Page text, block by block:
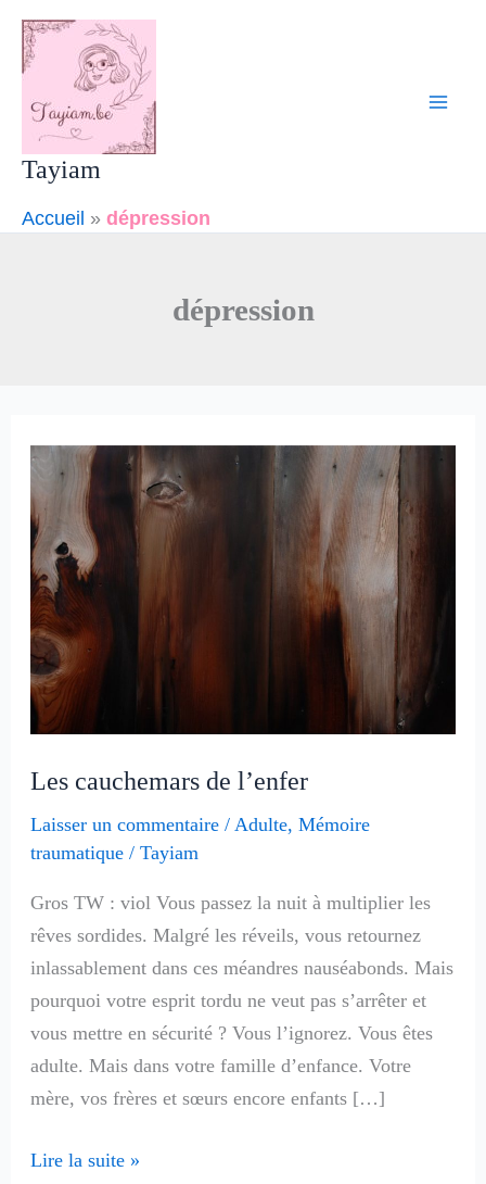
Aller
contenu
Tayiam
Accueil » dépression
dépression
Les cauchemars de l’enfer
Laisser un commentaire / Adulte,Mémoire
traumatique /Tayiam
Gros TW : viol Vous passez la nuit à multiplier les
rêves sordides. Malgré les réveils, vous retournez
inlassablement dans ces méandres nauséabonds. Mais
pourquoi votre esprit tordu ne veut pas s’arrêter et
vous mettre en sécurité ? Vous l’ignorez. Vous êtes
adulte. Mais dans votre famille d’enfance. Votre
mère, vos frères et sœurs encore enfants […]
Les
cauchemars
de
l’enfer
Lire la suite »